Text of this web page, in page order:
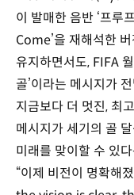
이 발매한 음반 ‘프루
Come’을 재해석한
유지하면서도, FIFA
골’이라는 메시지가
지금보다 더 멋진, 최
메시지가 세기의 골
미래를 맞이할 수 있
“이제 비전이 명확해